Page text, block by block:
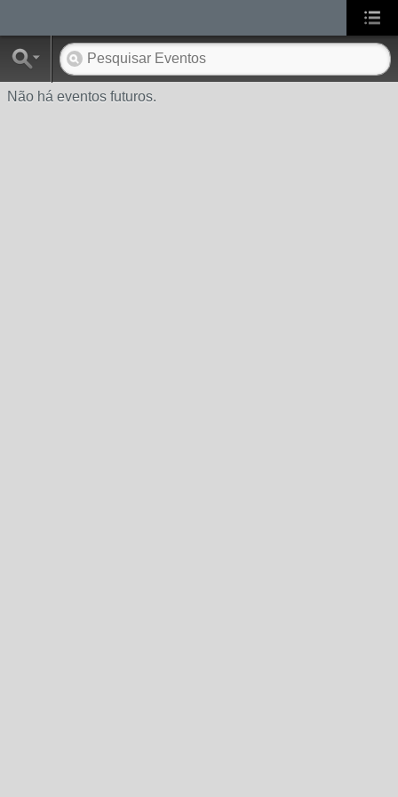
Não há eventos futuros.